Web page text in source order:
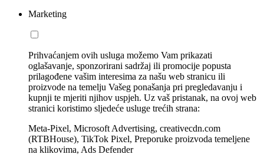
Marketing
Prihvaćanjem ovih usluga možemo Vam prikazati
oglašavanje, sponzorirani sadržaj ili promocije popusta
prilagođene vašim interesima za našu web stranicu ili
proizvode na temelju Vašeg ponašanja pri pregledavanju i
kupnji te mjeriti njihov uspjeh. Uz vaš pristanak, na ovoj web
stranici koristimo sljedeće usluge trećih strana:
Meta-Pixel, Microsoft Advertising, creativecdn.com
(RTBHouse), TikTok Pixel, Preporuke proizvoda temeljene
na klikovima, Ads Defender